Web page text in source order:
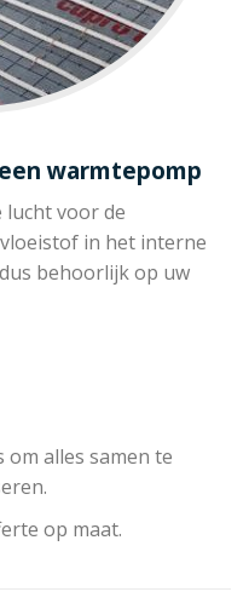
warmtepomp
lucht voor de
in het interne
behoorlijk op uw
alles samen te
op maat.